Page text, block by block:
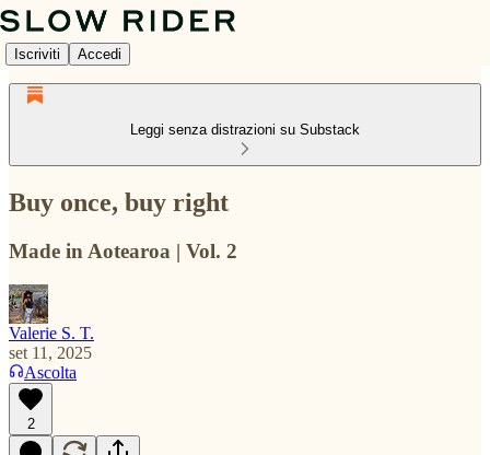
Iscriviti Accedi
Leggi senza distrazioni su Substack
Buy once, buy right
Made in Aotearoa | Vol. 2
Valerie S. T.
set 11, 2025
Ascolta
2